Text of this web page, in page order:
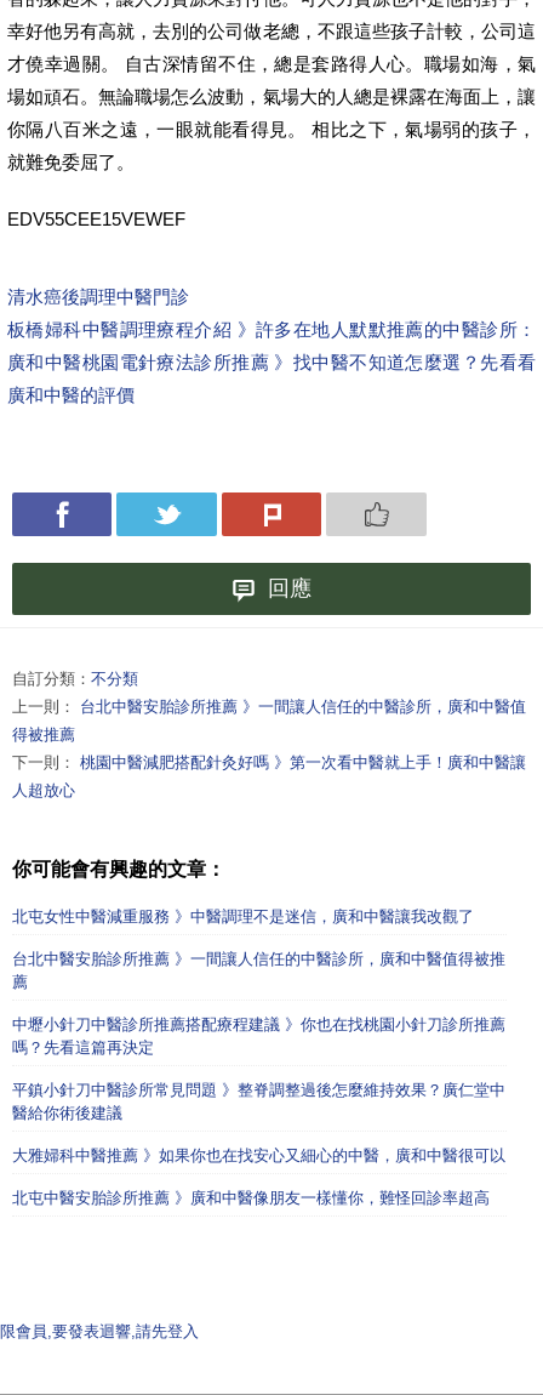
幸好他另有高就，去別的公司做老總，不跟這些孩子計較，公司這
才僥幸過關。 自古深情留不住，總是套路得人心。職場如海，氣
場如頑石。無論職場怎么波動，氣場大的人總是裸露在海面上，讓
你隔八百米之遠，一眼就能看得見。 相比之下，氣場弱的孩子，
就難免委屈了。
EDV55CEE15VEWEF
清水癌後調理中醫門診
板橋婦科中醫調理療程介紹 》許多在地人默默推薦的中醫診所：
廣和中醫桃園電針療法診所推薦 》找中醫不知道怎麼選？先看看
廣和中醫的評價
回應
自訂分類： 不分類
上一則： 台北中醫安胎診所推薦 》一間讓人信任的中醫診所，廣和中醫值
得被推薦
下一則： 桃園中醫減肥搭配針灸好嗎 》第一次看中醫就上手！廣和中醫讓
人超放心
你可能會有興趣的文章：
北屯女性中醫減重服務 》中醫調理不是迷信，廣和中醫讓我改觀了
台北中醫安胎診所推薦 》一間讓人信任的中醫診所，廣和中醫值得被推
薦
中壢小針刀中醫診所推薦搭配療程建議 》你也在找桃園小針刀診所推薦
嗎？先看這篇再決定
平鎮小針刀中醫診所常見問題 》整脊調整過後怎麼維持效果？廣仁堂中
醫給你術後建議
大雅婦科中醫推薦 》如果你也在找安心又細心的中醫，廣和中醫很可以
北屯中醫安胎診所推薦 》廣和中醫像朋友一樣懂你，難怪回診率超高
限會員,要發表迴響,請先登入